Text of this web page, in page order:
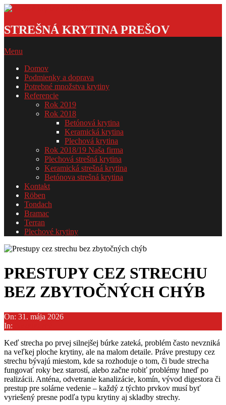
Skip
content
krytina
GSDOM
STREŠNÁ KRYTINA PREŠOV
Primary
Menu
Menu
Domov
Podmienky a doprava
Potrebné množstva krytiny
Referencie
Rok 2019
Rok 2018
Betónová krytina
Keramická krytina
Plechová krytina
Rok 2018/19 Naša firma
Plechová strešná krytina
Keramická strešná krytina
Betónova strešná krytina
Kontakt
Röben
Tondach
Bramac
Terran
Plechové krytiny
PRESTUPY CEZ STRECHU
BEZ ZBYTOČNÝCH CHÝB
On: 31. mája 2026
In:
Keď strecha po prvej silnejšej búrke zateká, problém často nevzniká
na veľkej ploche krytiny, ale na malom detaile. Práve prestupy cez
strechu bývajú miestom, kde sa rozhoduje o tom, či bude strecha
fungovať roky bez starostí, alebo začne robiť problémy hneď po
realizácii. Anténa, odvetranie kanalizácie, komín, vývod digestora či
prestup pre solárne vedenie – každý z týchto prvkov musí byť
vyriešený presne podľa typu krytiny aj skladby strechy.